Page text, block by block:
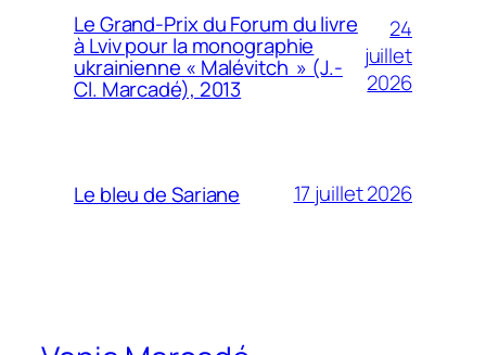
Le Grand-Prix du Forum du livre
à Lviv pour la monographie
ukrainienne « Malévitch » (J.-
Cl. Marcadé), 2013
24
juillet
2026
Le bleu de Sariane 17 juillet 2026